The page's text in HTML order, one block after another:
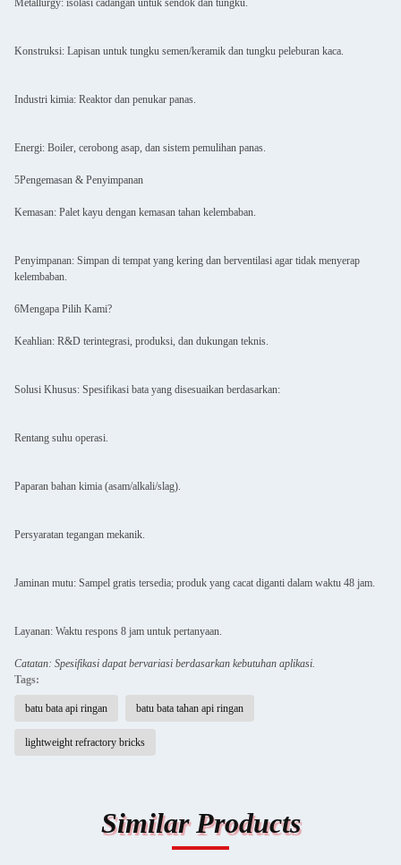
Metallurgy: isolasi cadangan untuk sendok dan tungku.
Konstruksi: Lapisan untuk tungku semen/keramik dan tungku peleburan kaca.
Industri kimia: Reaktor dan penukar panas.
Energi: Boiler, cerobong asap, dan sistem pemulihan panas.
5Pengemasan & Penyimpanan
Kemasan: Palet kayu dengan kemasan tahan kelembaban.
Penyimpanan: Simpan di tempat yang kering dan berventilasi agar tidak menyerap
kelembaban.
6Mengapa Pilih Kami?
Keahlian: R&D terintegrasi, produksi, dan dukungan teknis.
Solusi Khusus: Spesifikasi bata yang disesuaikan berdasarkan:
Rentang suhu operasi.
Paparan bahan kimia (asam/alkali/slag).
Persyaratan tegangan mekanik.
Jaminan mutu: Sampel gratis tersedia; produk yang cacat diganti dalam waktu 48 jam.
Layanan: Waktu respons 8 jam untuk pertanyaan.
Catatan: Spesifikasi dapat bervariasi berdasarkan kebutuhan aplikasi.
Tags:
batu bata api ringan batu bata tahan api ringan
lightweight refractory bricks
Similar Products